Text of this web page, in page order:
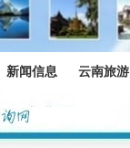
新闻信息 云南旅游